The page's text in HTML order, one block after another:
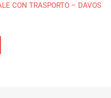
CON TRASPORTO – DAVOS